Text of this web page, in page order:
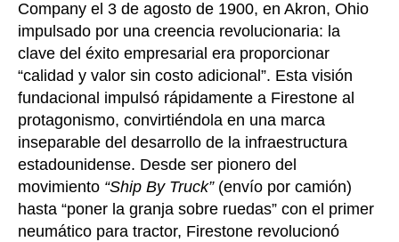
Company el 3 de agosto de 1900, en Akron, Ohio
impulsado por una creencia revolucionaria: la
clave del éxito empresarial era proporcionar
“calidad y valor sin costo adicional”. Esta visión
fundacional impulsó rápidamente a Firestone al
protagonismo, convirtiéndola en una marca
inseparable del desarrollo de la infraestructura
estadounidense. Desde ser pionero del
movimiento “Ship By Truck”(envío por camión)
hasta “poner la granja sobre ruedas” con el primer
neumático para tractor, Firestone revolucionó